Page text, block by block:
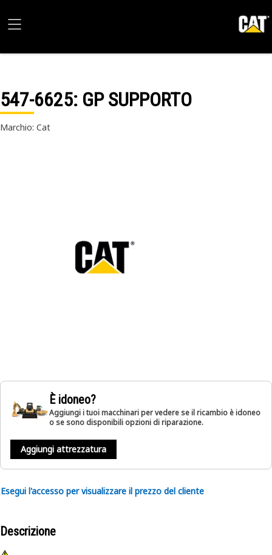
547-6625: GP SUPPORTO
Marchio: Cat
È idoneo?
Aggiungi i tuoi macchinari per vedere se il ricambio è idoneo
o se sono disponibili opzioni di riparazione.
Aggiungi attrezzatura
Esegui l'accesso per visualizzare il prezzo del cliente
Descrizione